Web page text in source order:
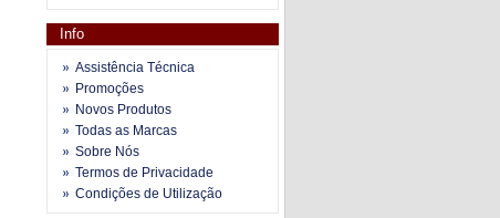
fan e dissipador calor AT019000110
Toshiba Satellite A200 series
Info
Assistência Técnica
Promoções
Novos Produtos
Todas as Marcas
Sobre Nós
Termos de Privacidade
Condições de Utilização